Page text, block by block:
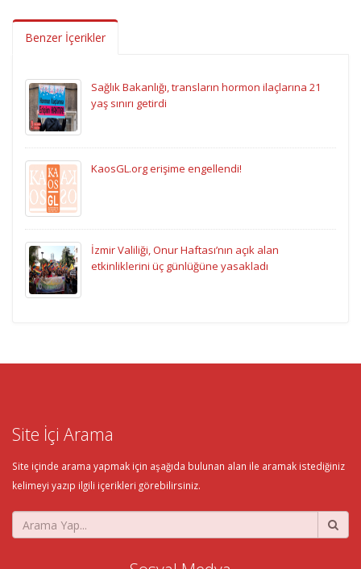
Benzer İçerikler
Sağlık Bakanlığı, transların hormon ilaçlarına 21
yaş sınırı getirdi
KaosGL.org erişime engellendi!
İzmir Valiliği, Onur Haftası’nın açık alan
etkinliklerini üç günlüğüne yasakladı
Site İçi Arama
Site içinde arama yapmak için aşağıda bulunan alan ile aramak istediğiniz
kelimeyi yazıp ilgili içerikleri görebilirsiniz.